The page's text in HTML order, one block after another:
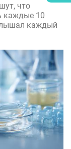
что
каждые 10
каждый